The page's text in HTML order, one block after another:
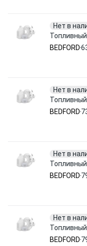
Нет в
Топливный
BEDFORD
Нет в
Топливный
BEDFORD
Нет в
Топливный
BEDFORD
Нет в
Топливный
BEDFORD